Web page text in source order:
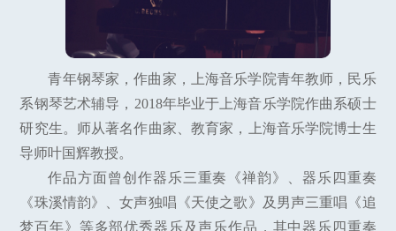
青年钢琴家，作曲家，上海音乐学院青年教师，民乐
系钢琴艺术辅导，2018年毕业于上海音乐学院作曲系硕士
研究生。师从著名作曲家、教育家，上海音乐学院博士生
导师叶国辉教授。
作品方面曾创作器乐三重奏《禅韵》、器乐四重奏
《珠溪情韵》、女声独唱《天使之歌》及男声三重唱《追
梦百年》等多部优秀器乐及声乐作品，其中器乐四重奏